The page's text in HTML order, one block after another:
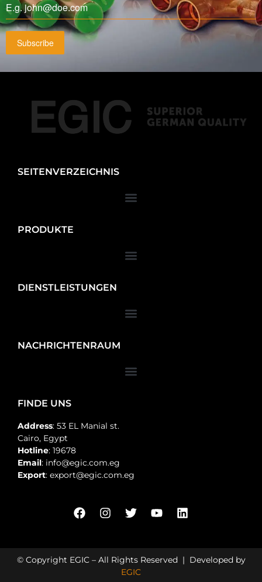
Subscribe
SEITENVERZEICHNIS
PRODUKTE
DIENSTLEISTUNGEN
NACHRICHTENRAUM
FINDE UNS
Address: 53 EL Manial st.
Cairo, Egypt
Hotline: 19678
Email: info@egic.com.eg
Export: export@egic.com.eg
© Copyright EGIC – All Rights Reserved | Developed by
EGIC